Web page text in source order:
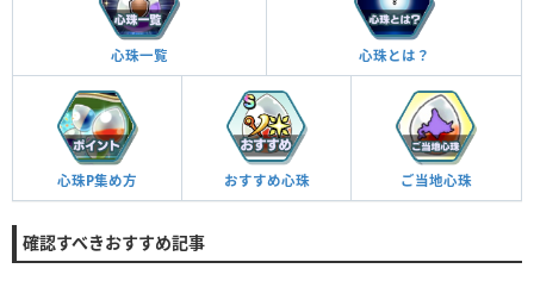
心珠一覧 心珠とは？
心珠P集め方 おすすめ心珠 ご当地心珠
確認すべきおすすめ記事